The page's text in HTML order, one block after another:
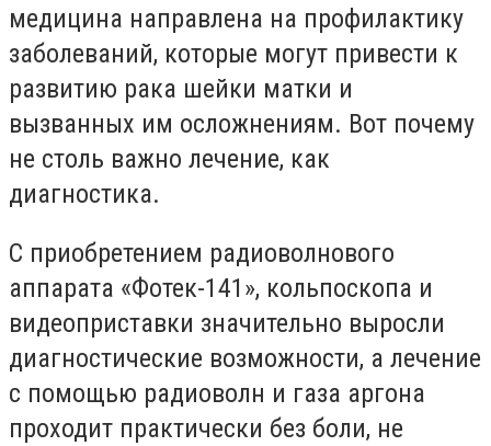
медицина направлена на профилактику
заболеваний, которые могут привести к
развитию рака шейки матки и
вызванных им осложнениям. Вот почему
не столь важно лечение, как
диагностика.
С приобретением радиоволнового
аппарата «Фотек-141», кольпоскопа и
видеоприставки значительно выросли
диагностические возможности, а лечение
с помощью радиоволн и газа аргона
проходит практически без боли, не